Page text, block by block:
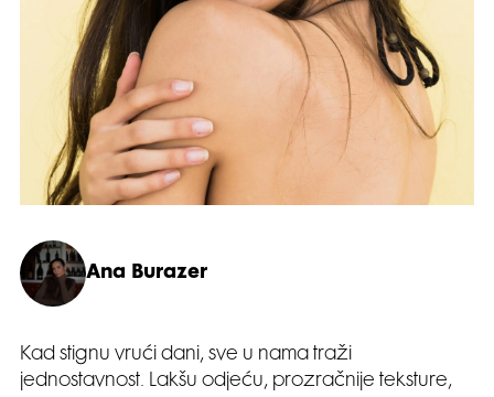
Ana Burazer
Kad stignu vrući dani, sve u nama traži
jednostavnost. Lakšu odjeću, prozračnije teksture,